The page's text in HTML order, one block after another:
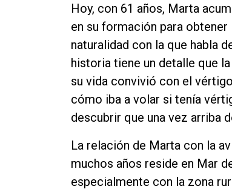
Hoy, con 61 años, Marta
en su formación para
naturalidad con la que habla
historia tiene un detalle que
su vida convivió con el
cómo iba a volar si tenía
descubrir que una vez arriba
La relación de Marta con la
muchos años reside en Mar
especialmente con la zona